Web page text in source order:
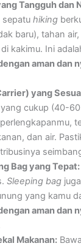
Tangguh dan
sepatuhiking
baru), tahan
kakimu. Ini
aman dan
yang
cukup (40-
dan air.
Bag yang Tepat:
Sleeping bag
yang kamu
aman dan
Makanan: